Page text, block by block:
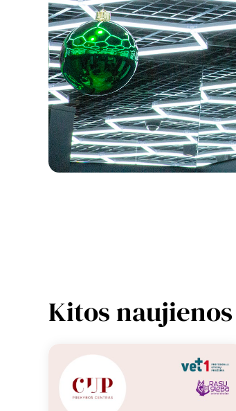
Kitos naujienos